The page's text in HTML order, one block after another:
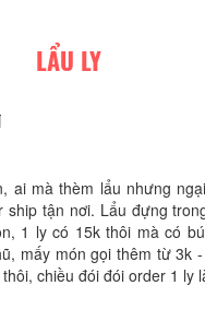
LẨU LY
ai mà thèm lẩu nhưng
tận nơi. Lẩu đựng
1 ly có 15k thôi mà có
mấy món gọi thêm từ 3k
chiều đói đói order 1 ly